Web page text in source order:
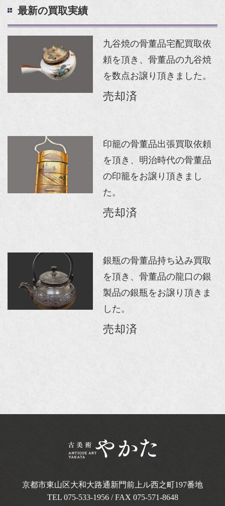
最新の買取実績
九谷焼の骨董品宅配買取依
頼を頂き、骨董品の九谷焼
を数点お譲り頂きました。
売却済
印籠の骨董品出張買取依頼
を頂き、明治時代の骨董品
の印籠をお譲り頂きまし
た。
売却済
銀瓶の骨董品持ち込み買取
を頂き、骨董品の龍口の銀
製品の銀瓶をお譲り頂きま
した。
売却済
京都市東山区大和大路通新門前上ル西之町197番地
TEL 075-533-1956/ FAX 075-571-8648